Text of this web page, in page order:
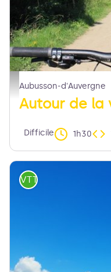
chemin - Maison du Tourisme
Aubusson-d'Auvergne
Difficile 1h30
VTT